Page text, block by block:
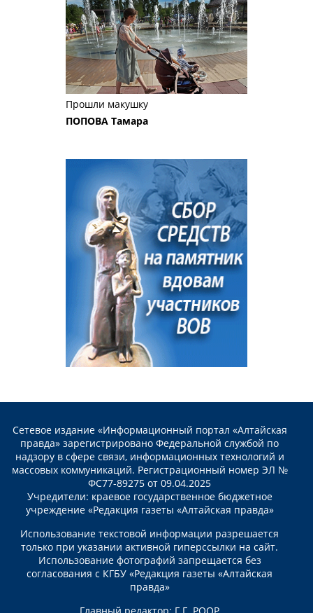
Прошли макушку
ПОПОВА Тамара
Сетевое издание «Информационный портал «Алтайская
правда» зарегистрировано Федеральной службой по
надзору в сфере связи, информационных технологий и
массовых коммуникаций. Регистрационный номер ЭЛ №
ФС77-89275 от 09.04.2025
Учредители: краевое государственное бюджетное
учреждение «Редакция газеты «Алтайская правда»
Использование текстовой информации разрешается
только при указании активной гиперссылки на сайт.
Использование фотографий запрещается без
согласования с КГБУ «Редакция газеты «Алтайская
правда»